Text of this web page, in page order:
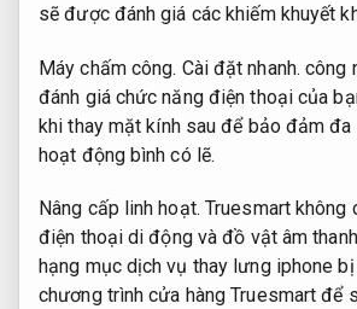
sẽ được đánh giá các khiếm khuyết
Máy chấm công. Cài đặt nhanh. công
đánh giá chức năng điện thoại của
khi thay mặt kính sau để bảo đảm
hoạt động bình có lẽ.
Nâng cấp linh hoạt. Truesmart không
điện thoại di động và đồ vật âm
hạng mục dịch vụ thay lưng iphone
chương trình cửa hàng Truesmart để